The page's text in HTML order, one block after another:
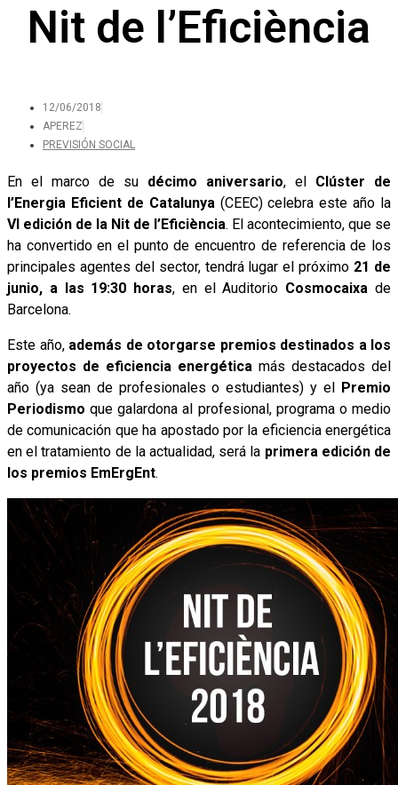
Nit de l’Eficiència
12/06/2018
APEREZ
PREVISIÓN SOCIAL
En el marco de su décimo aniversario, el Clúster de
l’Energia Eficient de Catalunya(CEEC) celebra este año la
VI edición de la Nit de l’Eficiència. El acontecimiento, que se
ha convertido en el punto de encuentro de referencia de los
principales agentes del sector, tendrá lugar el próximo 21 de
junio, a las 19:30 horas, en el Auditorio Cosmocaixa de
Barcelona.
Este año, además de otorgarse premios destinados a los
proyectos de eficiencia energética más destacados del
año (ya sean de profesionales o estudiantes) y el Premio
Periodismo que galardona al profesional, programa o medio
de comunicación que ha apostado por la eficiencia energética
en el tratamiento de la actualidad, será la primera edición de
los premios EmErgEnt.